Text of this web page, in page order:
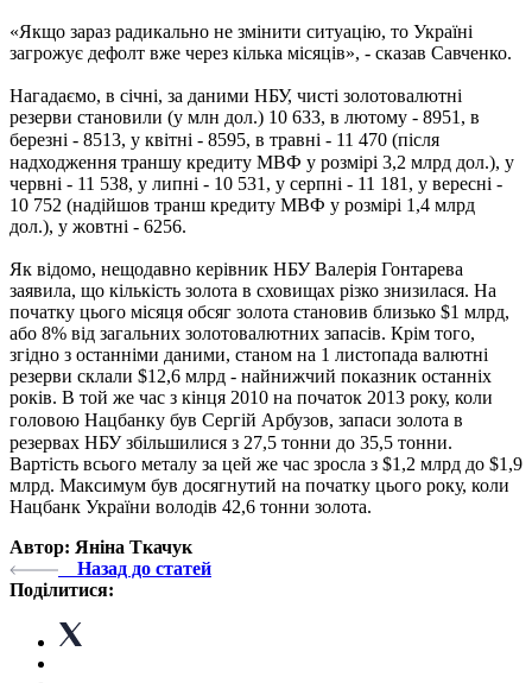
«Якщо зараз радикально не змінити ситуацію, то Україні
загрожує дефолт вже через кілька місяців», - сказав Савченко.
Нагадаємо, в січні, за даними НБУ, чисті золотовалютні
резерви становили (у млн дол.) 10 633, в лютому - 8951, в
березні - 8513, у квітні - 8595, в травні - 11 470 (після
надходження траншу кредиту МВФ у розмірі 3,2 млрд дол.), у
червні - 11 538, у липні - 10 531, у серпні - 11 181, у вересні -
10 752 (надійшов транш кредиту МВФ у розмірі 1,4 млрд
дол.), у жовтні - 6256.
Як відомо, нещодавно керівник НБУ Валерія Гонтарева
заявила, що кількість золота в сховищах різко знизилася. На
початку цього місяця обсяг золота становив близько $1 млрд,
або 8% від загальних золотовалютних запасів. Крім того,
згідно з останніми даними, станом на 1 листопада валютні
резерви склали $12,6 млрд - найнижчий показник останніх
років. В той же час з кінця 2010 на початок 2013 року, коли
головою Нацбанку був Сергій Арбузов, запаси золота в
резервах НБУ збільшилися з 27,5 тонни до 35,5 тонни.
Вартість всього металу за цей же час зросла з $1,2 млрд до $1,9
млрд. Максимум був досягнутий на початку цього року, коли
Нацбанк України володів 42,6 тонни золота.
Автор: Яніна Ткачук
Назад до статей
Поділитися: